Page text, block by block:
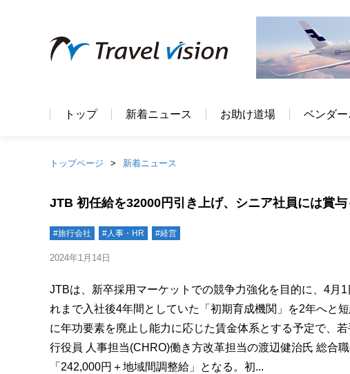
トップ 新着ニュース お助け道場 ベンダー
トップページ 新着ニュース
JTB 初任給を32000円引き上げ、シニア社員には賞与
#旅行会社 #人事・HR #経営
2024年1月14日
JTBは、新卒採用マーケットでの競争力強化を目的に、4月
れまで入社後4年間としていた「初期育成機関」を2年へと
に年功要素を廃止し能力に応じた賃金体系とする予定で、
行役員 人事担当(CHRO)働き方改革担当の渡辺健治氏 総合
「242,000円＋地域間調整給」となる。初...